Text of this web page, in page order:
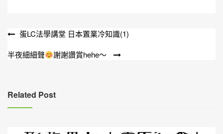
文
章
蛋LC法學講堂 日本置業冷知識(1)
半夜細細聲
謝謝讚賞hehe～
Related Post